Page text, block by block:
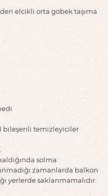
elcikli orta göbek taşıma
bileşenli temizleyiciler
solma
zamanlarda balkon
yerlerde saklanmamalıdır.